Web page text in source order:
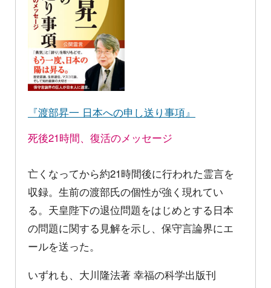
『渡部昇一 日本への申し送り事項』
死後21時間、復活のメッセージ
亡くなってから約21時間後に行われた霊言を
収録。生前の渡部氏の個性が強く現れてい
る。天皇陛下の退位問題をはじめとする日本
の問題に関する見解を示し、保守言論界にエ
ールを送った。
いずれも、大川隆法著 幸福の科学出版刊